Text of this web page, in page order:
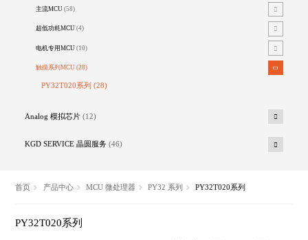
主流MCU(58)
超低功耗MCU(4)
电机专用MCU(10)
触摸系列MCU(28)
PY32T020系列(28)
Analog 模拟芯片 (12)
KGD SERVICE 晶圆服务 (46)
首页 产品中心 MCU 微处理器 PY32 系列 PY32T020系列
PY32T020系列